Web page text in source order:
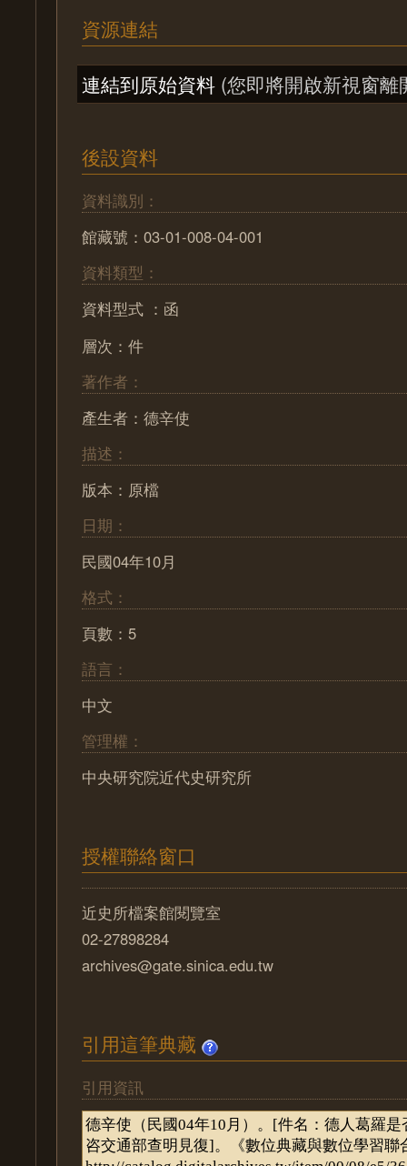
資源連結
連結到原始資料 (您即將開啟新視窗離
後設資料
資料識別：
館藏號：03-01-008-04-001
資料類型：
資料型式 ：函
層次：件
著作者：
產生者：德辛使
描述：
版本：原檔
日期：
民國04年10月
格式：
頁數：5
語言：
中文
管理權：
中央研究院近代史研究所
授權聯絡窗口
近史所檔案館閱覽室
02-27898284
archives@gate.sinica.edu.tw
引用這筆典藏
引用資訊